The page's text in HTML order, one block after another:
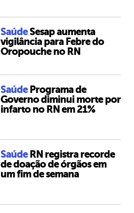
SaúdeSesap aumenta
vigilância para Febre do
Oropouche no RN
Saúde Programa de
Governo diminui morte por
infarto no RN em 21%
Saúde RN registra recorde
de doação de órgãos em
um fim de semana